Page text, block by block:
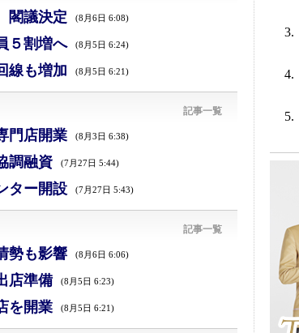
閣議決定 (8月6日 6:08)
５割増へ (8月5日 6:24)
線も増加 (8月5日 6:21)
記事一覧
門店開業 (8月3日 6:38)
調融資 (7月27日 5:44)
ター開設 (7月27日 5:43)
記事一覧
勢も影響 (8月6日 6:06)
店準備 (8月5日 6:23)
を開業 (8月5日 6:21)